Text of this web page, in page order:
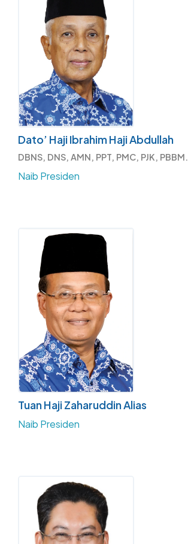
Dato’ Haji Ibrahim Haji Abdullah
DBNS, DNS, AMN, PPT, PMC, PJK, PBBM.
Naib Presiden
Tuan Haji Zaharuddin Alias
Naib Presiden